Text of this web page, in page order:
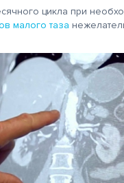
цикла при
малого таза